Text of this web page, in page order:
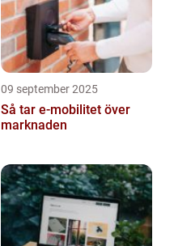
09 september 2025
Så tar e-mobilitet över
marknaden